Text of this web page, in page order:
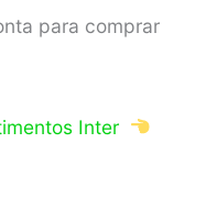
para comprar
Inter